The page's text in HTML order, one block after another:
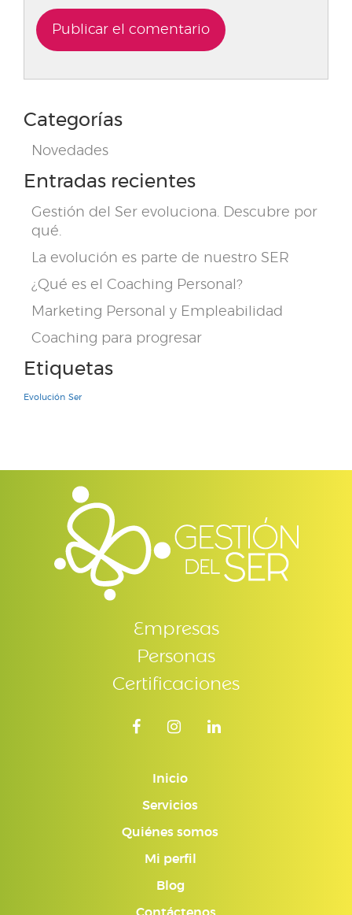
Categorías
Novedades
Entradas recientes
Gestión del Ser evoluciona. Descubre por
qué.
La evolución es parte de nuestro SER
¿Qué es el Coaching Personal?
Marketing Personal y Empleabilidad
Coaching para progresar
Etiquetas
Evolución Ser
Empresas
Personas
Certificaciones
Inicio
Servicios
Quiénes somos
Mi perfil
Blog
Contáctenos